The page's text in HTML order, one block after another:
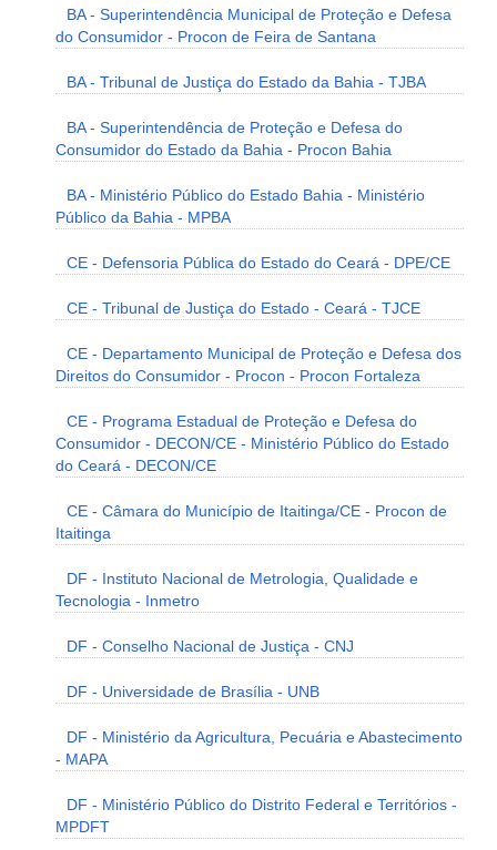
BA - Superintendência Municipal de Proteção e Defesa
do Consumidor - Procon de Feira de Santana
BA - Tribunal de Justiça do Estado da Bahia - TJBA
BA - Superintendência de Proteção e Defesa do
Consumidor do Estado da Bahia - Procon Bahia
BA - Ministério Público do Estado Bahia - Ministério
Público da Bahia - MPBA
CE - Defensoria Pública do Estado do Ceará - DPE/CE
CE - Tribunal de Justiça do Estado - Ceará - TJCE
CE - Departamento Municipal de Proteção e Defesa dos
Direitos do Consumidor - Procon - Procon Fortaleza
CE - Programa Estadual de Proteção e Defesa do
Consumidor - DECON/CE - Ministério Público do Estado
do Ceará - DECON/CE
CE - Câmara do Município de Itaitinga/CE - Procon de
Itaitinga
DF - Instituto Nacional de Metrologia, Qualidade e
Tecnologia - Inmetro
DF - Conselho Nacional de Justiça - CNJ
DF - Universidade de Brasília - UNB
DF - Ministério da Agricultura, Pecuária e Abastecimento
- MAPA
DF - Ministério Público do Distrito Federal e Territórios -
MPDFT